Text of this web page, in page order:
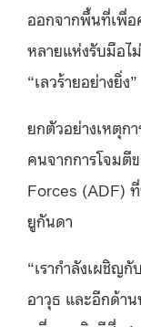
ออกจากพื้นที่เพื่
หลายแห่งรับมือไ
“เลวร้ายอย่างยิ่ง”
ยกตัวอย่างเหตุก
คนจากการโจมตี
Forces (ADF)
ยูกันดา
“เรากำลังเผชิญ
อาวุธ และอีกด้า